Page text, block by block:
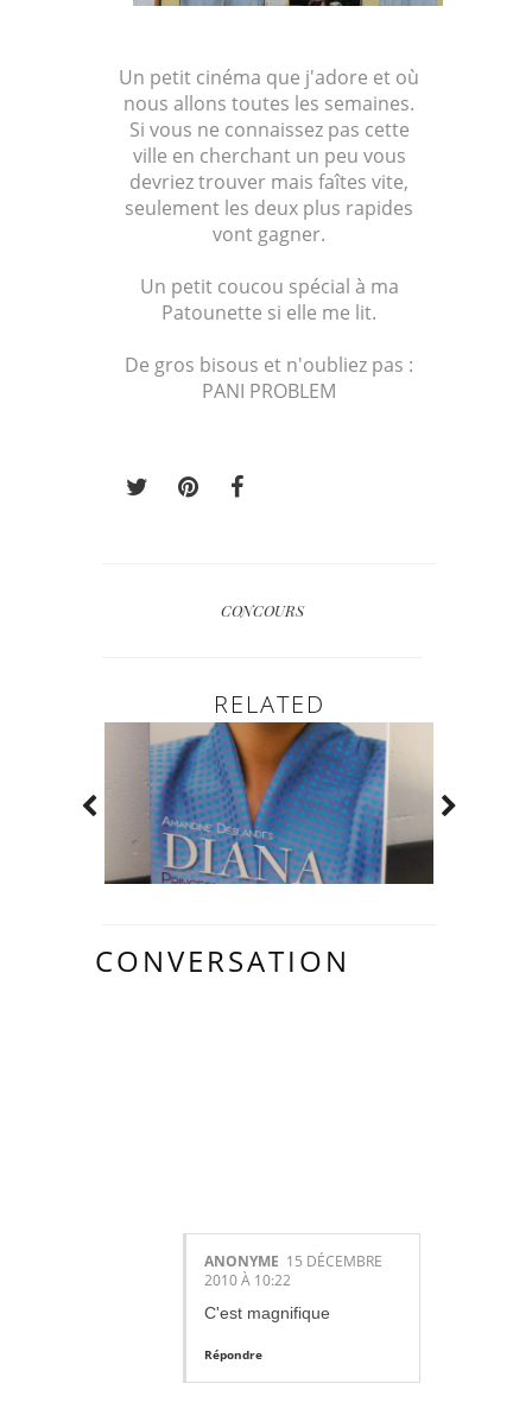
Un petit cinéma que j'adore et où
nous allons toutes les semaines.
Si vous ne connaissez pas cette
ville en cherchant un peu vous
devriez trouver mais faîtes vite,
seulement les deux plus rapides
vont gagner.
Un petit coucou spécial à ma
Patounette si elle me lit.
De gros bisous et n'oubliez pas :
PANI PROBLEM
CONCOURS
RELATED
CONVERSATION
ANONYME 15 DÉCEMBRE
2010 À 10:22
C'est magnifique
Répondre